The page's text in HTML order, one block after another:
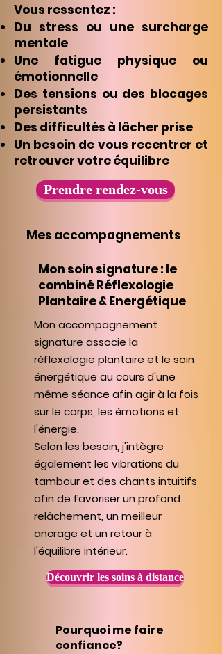
Vous ressentez :
Du stress ou une surcharge
mentale
Une fatigue physique ou
émotionnelle
Des tensions ou des blocages
persistants
Des difficultés à lâcher prise
Un besoin de vous recentrer et
retrouver votre équilibre
Prendre rendez-vous
Mes accompagnements
Mon soin signature : le
combiné Réflexologie
Plantaire & Energétique
Mon accompagnement
signature associe la
réflexologie plantaire et le soin
énergétique au cours d'une
même séance afin agir à la fois
sur le corps, les émotions et
l'énergie.
Selon les besoin, j'intègre
également les vibrations du
tambour et des chants intuitifs
afin de favoriser un profond
relâchement, un meilleur
ancrage et un retour à
l'équilibre intérieur.
Découvrir les soins à distance
Pourquoi me faire
confiance?